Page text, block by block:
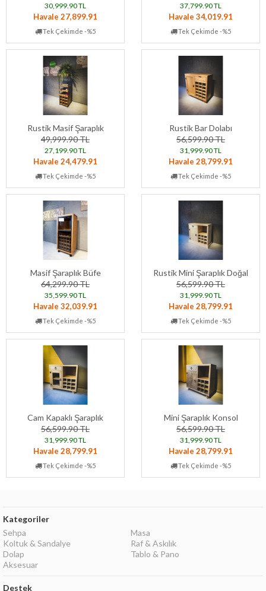
30,999.90 TL
Havale 27,899.91
Tek Çekimde -%5
37,799.90 TL
Havale 34,019.91
Tek Çekimde -%5
Rustik Masif Şaraplık
49,999.90 TL
27,199.90 TL
Havale 24,479.91
Tek Çekimde -%5
Rustik Bar Dolabı
56,599.90 TL
31,999.90 TL
Havale 28,799.91
Tek Çekimde -%5
Masif Şaraplık Büfe
64,299.90 TL
35,599.90 TL
Havale 32,039.91
Tek Çekimde -%5
Rustik Mini Şaraplık Doğal
56,599.90 TL
31,999.90 TL
Havale 28,799.91
Tek Çekimde -%5
Cam Kapaklı Şaraplık
56,599.90 TL
31,999.90 TL
Havale 28,799.91
Tek Çekimde -%5
Mini Şaraplık Konsol
56,599.90 TL
31,999.90 TL
Havale 28,799.91
Tek Çekimde -%5
Kategoriler
Sehpa
Masa
Koltuk & Sandalye
Raf & Askılık
Dolap
Tablo & Pano
Aksesuar
Destek